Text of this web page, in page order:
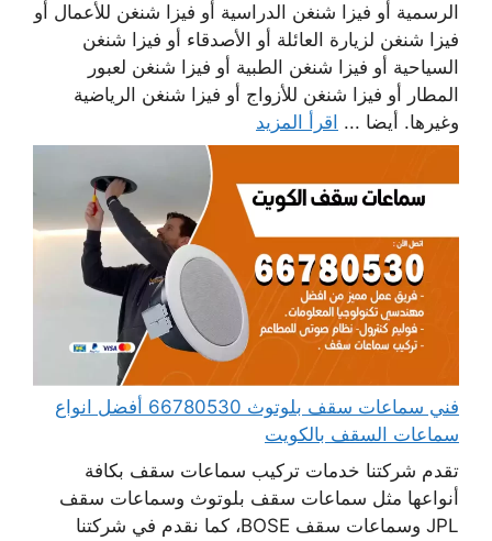
الرسمية أو فيزا شنغن الدراسية أو فيزا شنغن للأعمال أو
فيزا شنغن لزيارة العائلة أو الأصدقاء أو فيزا شنغن
السياحية أو فيزا شنغن الطبية أو فيزا شنغن لعبور
المطار أو فيزا شنغن للأزواج أو فيزا شنغن الرياضية
وغيرها. أيضا ... اقرأ المزيد
فني سماعات سقف بلوتوث 66780530 أفضل انواع
سماعات السقف بالكويت
تقدم شركتنا خدمات تركيب سماعات سقف بكافة
أنواعها مثل سماعات سقف بلوتوث وسماعات سقف
JPL وسماعات سقف BOSE، كما نقدم في شركتنا